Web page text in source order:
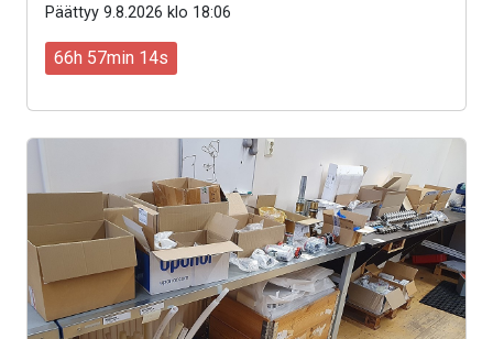
Päättyy 9.8.2026 klo 18:06
66h 57min 12s